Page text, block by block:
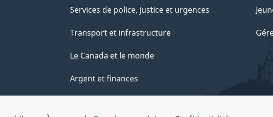
Services de police, justice et urgences
Transport et infrastructure
Le Canada et le monde
Argent et finances